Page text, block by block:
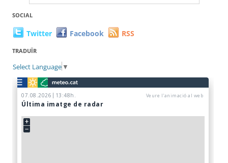
SOCIAL
Twitter Facebook RSS
TRADUÏR
Select Language ▼